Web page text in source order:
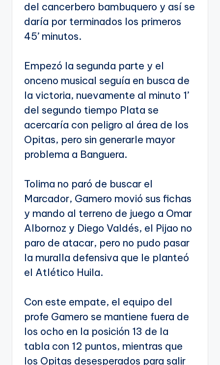
del cancerbero bambuquero y así se
daría por terminados los primeros
45’ minutos.
Empezó la segunda parte y el
onceno musical seguía en busca de
la victoria, nuevamente al minuto 1’
del segundo tiempo Plata se
acercaría con peligro al área de los
Opitas, pero sin generarle mayor
problema a Banguera.
Tolima no paró de buscar el
Marcador, Gamero movió sus fichas
y mando al terreno de juego a Omar
Albornoz y Diego Valdés, el Pijao no
paro de atacar, pero no pudo pasar
la muralla defensiva que le planteó
el Atlético Huila.
Con este empate, el equipo del
profe Gamero se mantiene fuera de
los ocho en la posición 13 de la
tabla con 12 puntos, mientras que
los Opitas desesperados para salir